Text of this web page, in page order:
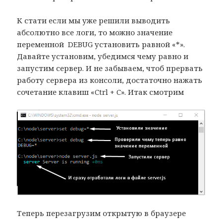
К стати если мы уже решили выводить
абсолютно все логи, то можно значение
переменной DEBUG установить равной «*».
Давайте установим, убедимся чему равно и
запустим сервер. И не забываем, чтоб прервать
работу сервера из консоли, достаточно нажать
сочетание клавиш «Ctrl + C». Итак смотрим
Теперь перезагрузим открытую в браузере